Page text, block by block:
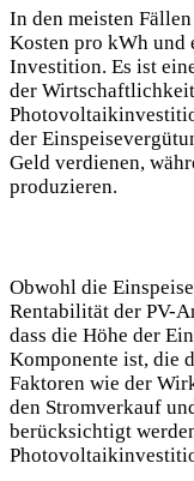
In den meisten
Kosten pro kWh und
Investition. Es ist
der
der
Geld verdienen,
produzieren.
Obwohl die
Rentabilität der PV-
dass die Höhe der
Komponente ist, die
Faktoren wie der
den Stromverkauf
berücksichtigt